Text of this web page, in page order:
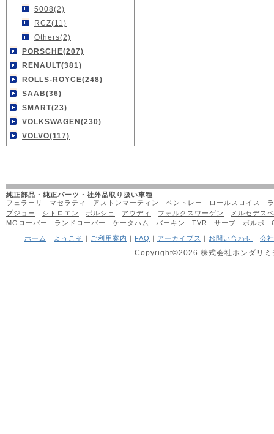
5008(2)
RCZ(11)
Others(2)
PORSCHE(207)
RENAULT(381)
ROLLS-ROYCE(248)
SAAB(36)
SMART(23)
VOLKSWAGEN(230)
VOLVO(117)
純正部品・純正パーツ・社外品取り扱い車種
フェラーリ
マセラティ アストンマーティン ベントレー ロールスロイス
プジョー
シトロエン ポルシェ アウディ フォルクスワーゲン
メルセデス
MGローバー
ランドローバー ケータハム バーキン TVR サーブ ボルボ
ホーム ｜ ようこそ ｜ ご利用案内 ｜ FAQ ｜ アーカイブス ｜ お問い合わせ ｜ 会
Copyright©2026 株式会社ホンダリ